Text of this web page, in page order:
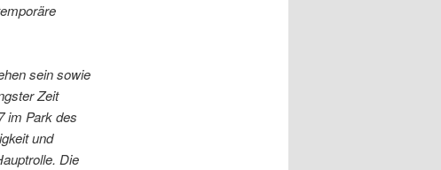
sein sowie
Zeit
im Park des
und
Die